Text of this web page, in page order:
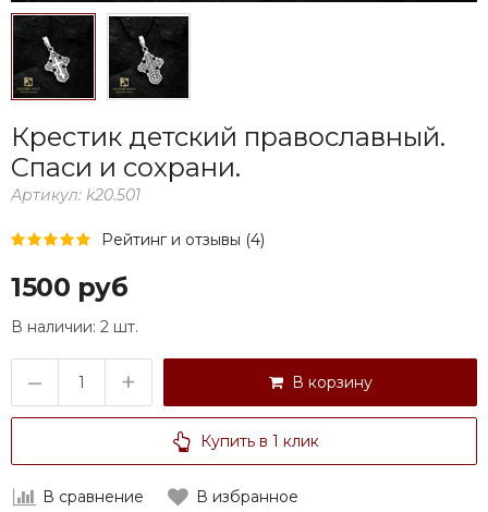
Крестик детский православный.
Спаси и сохрани.
Артикул: k20.501
Рейтинг и отзывы (4)
1500 руб
В наличии: 2 шт.
– + В корзину
Купить в 1 клик
В сравнение В избранное